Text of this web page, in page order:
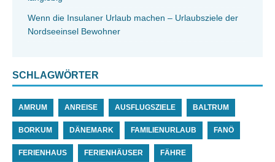
Wenn die Insulaner Urlaub machen – Urlaubsziele der
Nordseeinsel Bewohner
SCHLAGWÖRTER
AMRUM ANREISE AUSFLUGSZIELE BALTRUM
BORKUM DÄNEMARK FAMILIENURLAUB FANÖ
FERIENHAUS FERIENHÄUSER FÄHRE